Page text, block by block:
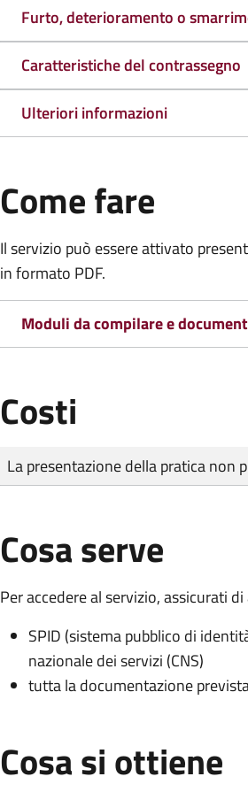
Furto, deterioramento o
Caratteristiche del contrassegno
Ulteriori informazioni
Come fare
Il servizio può essere attivato
in formato PDF.
Moduli da compilare e
Costi
Tipo di pagamento
Importo
La presentazione della pratica non
Cosa serve
Per accedere al servizio, assicurati di
SPID (sistema pubblico di
nazionale dei servizi (CNS)
tutta la documentazione
Cosa si ottiene